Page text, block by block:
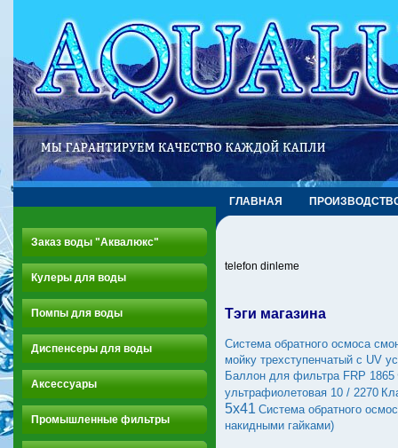
ГЛАВНАЯ
Заказ воды "Аквалюкс"
Кулеры для воды
Помпы для воды
Диспенсеры для воды
Аксессуары
Промышленные фильтры
telefon dinleme
Тэги магазина
Система обратного осмоса
мойку трехступенчатый c UV
Баллон для фильтра FRP 1865
ультрафиолетовая 10 / 2270
5x41 Система обратного
накидными гайками)